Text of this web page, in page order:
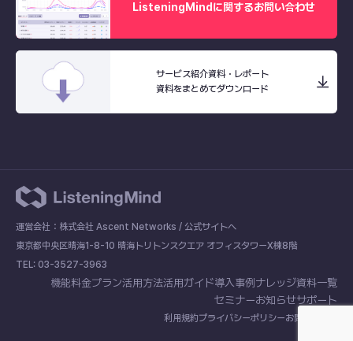
ListeningMindに関するお問い合わせ
サービス紹介資料・レポート
資料をまとめてダウンロード
運営会社：株式会社 Ascent Networks / 公式サイトへ
東京都中央区晴海1-8-10 晴海トリトンスクエア オフィスタワーX棟8階
TEL: 03-3527-3963
機能料金プラン活用方法活用ガイド導入事例 ナレッジ資料一覧
セミナーお知らせサポート
利用規約プライバシーポリシーお問い合わせ